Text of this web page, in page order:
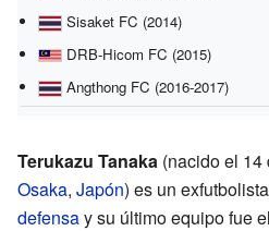
Sisaket FC (2014)
DRB-Hicom FC (2015)
Angthong FC (2016-2017)
Terukazu Tanaka (nacido el 14
Osaka, Japón) es un
defensay su último equipo fue